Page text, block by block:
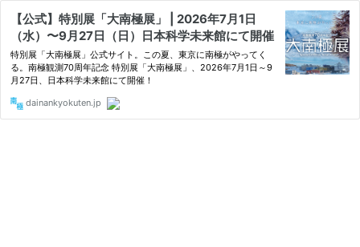
【公式】特別展「大南極展」 | 2026年7月1日
（水）〜9月27日（日）日本科学未来館にて開催
特別展「大南極展」公式サイト。この夏、東京に南極がやってく
る。南極観測70周年記念 特別展「大南極展」、2026年7月1日～9
月27日、日本科学未来館にて開催！
dainankyokuten.jp